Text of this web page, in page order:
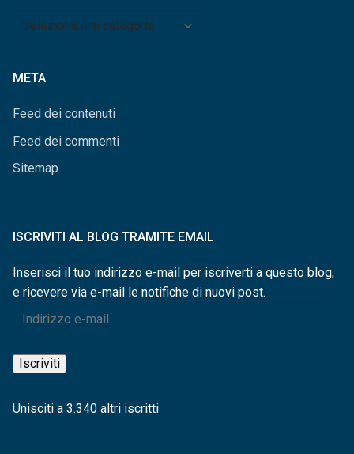
Archivio
META
Feed dei contenuti
Feed dei commenti
Sitemap
ISCRIVITI AL BLOG TRAMITE EMAIL
Inserisci il tuo indirizzo e-mail per iscriverti a questo blog,
e ricevere via e-mail le notifiche di nuovi post.
Indirizzo
mail
Iscriviti
Unisciti a 3.340 altri iscritti